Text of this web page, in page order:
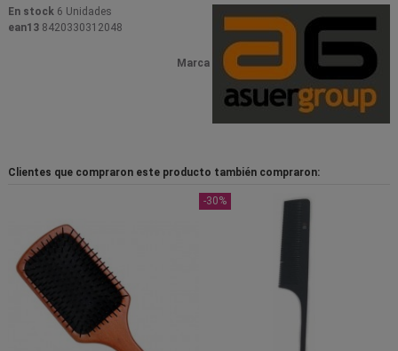
Marca
En stock 6 Unidades
ean13 8420330312048
Clientes que compraron este producto también compraron:
-30%